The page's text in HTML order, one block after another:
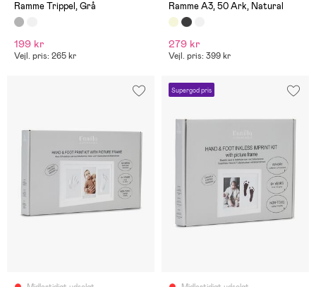
Ramme Trippel, Grå
199 kr
Vejl. pris: 265 kr
Ramme A3, 50 Ark, Natural
279 kr
Vejl. pris: 399 kr
Supergod pris